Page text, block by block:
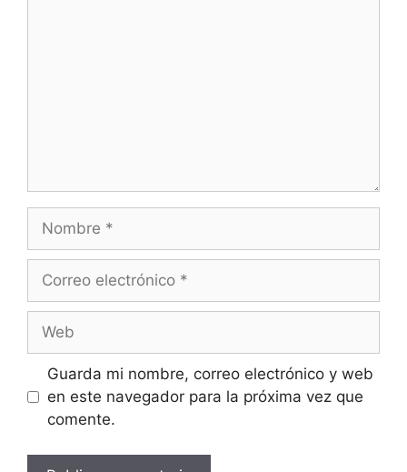
Nombre
Correo
Web
Guarda mi nombre, correo electrónico y web
en este navegador para la próxima vez que
comente.